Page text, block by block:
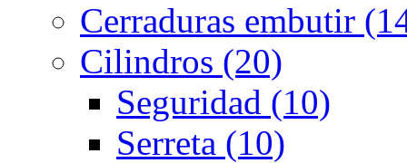
Cerraduras embutir
Cilindros (20)
Seguridad (10)
Serreta (10)